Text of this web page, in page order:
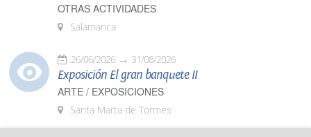
OTRAS ACTIVIDADES
Salamanca
26/06/2026 31/08/2026
Exposición El gran banquete II
ARTE / EXPOSICIONES
Santa Marta de Tormes